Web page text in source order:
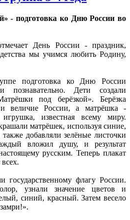
- подготовка ко Дню России во
День России - праздник,
мы учимся любить Родину,
подготовка ко Дню России
познавательно. Дети создали
под берёзкой». Берёзка
и величие России, а матрёшка -
игрушка, известная всему миру.
матрёшек, используя синие,
добавляли зелёные листочки
вложил душу, и результат
русским. Теперь плакат
государственному флагу России.
узнали значение цветов и
синий, красный. Затем весело